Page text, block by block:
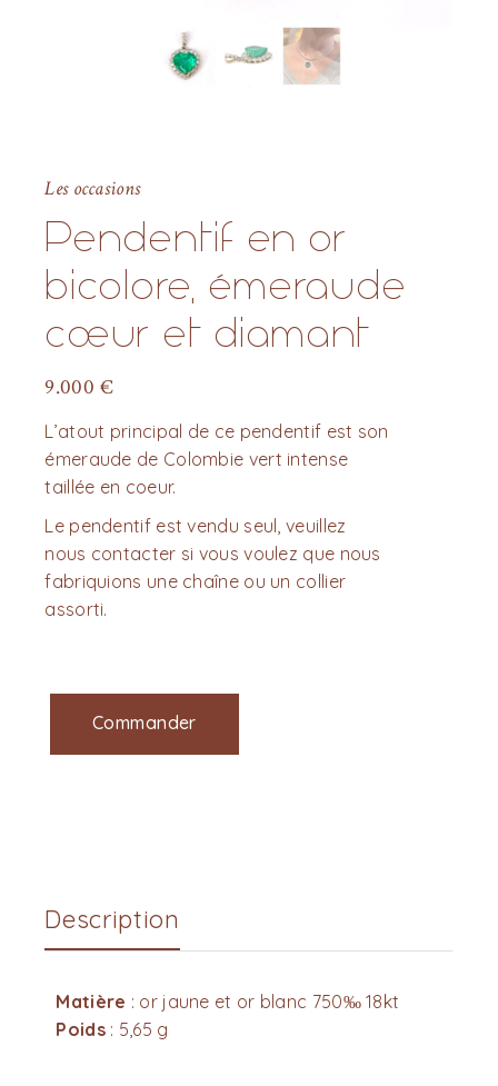
Les occasions
Pendentif en or
bicolore, émeraude
cœur et diamant
9.000 €
L’atout principal de ce pendentif est son
émeraude de Colombie vert intense
taillée en coeur.
Le pendentif est vendu seul, veuillez
nous contacter si vous voulez que nous
fabriquions une chaîne ou un collier
assorti.
Commander
Description
Matière : or jaune et or blanc 750‰ 18kt
Poids: 5,65 g